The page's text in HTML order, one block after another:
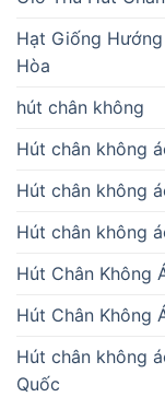
Hạt Giống
Hòa
hút chân không
Hút chân không
Hút chân không
Hút chân không
Hút Chân Không
Hút Chân Không
Hút chân không
Quốc